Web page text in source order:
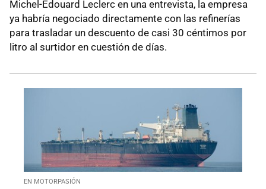
Michel-Édouard Leclerc en una entrevista, la empresa
ya habría negociado directamente con las refinerías
para trasladar un descuento de casi 30 céntimos por
litro al surtidor en cuestión de días.
EN MOTORPASIÓN